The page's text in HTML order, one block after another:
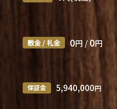
敷金 / 礼金 0円 / 0円
保証金 5,940,000円